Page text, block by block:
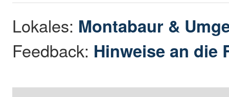
Lokales: Montabaur &
Feedback: Hinweise an die